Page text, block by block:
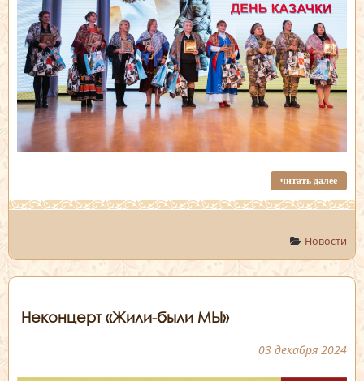
читать далее
Новости
Неконцерт «Жили-были МЫ»
03 декабря 2024